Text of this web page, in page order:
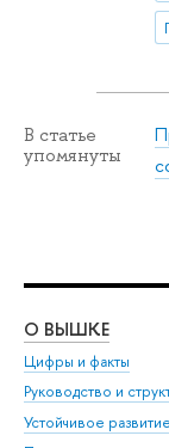
В статье
упомянуты
О ВЫШКЕ
Цифры и факты
Руководство и
Устойчивое